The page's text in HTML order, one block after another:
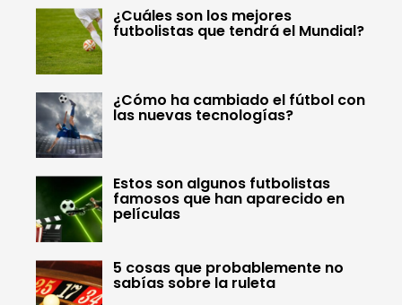
¿Cuáles son los mejores
futbolistas que tendrá el Mundial?
¿Cómo ha cambiado el fútbol con
las nuevas tecnologías?
Estos son algunos futbolistas
famosos que han aparecido en
películas
5 cosas que probablemente no
sabías sobre la ruleta